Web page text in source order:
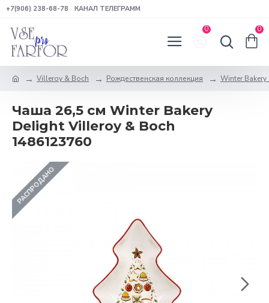
+7(906) 238-68-78 КАНАЛ ТЕЛЕГРАММ
0 0
Villeroy & Boch Рождественская коллекция Winter
Чаша 26,5 см Winter Bakery
Delight Villeroy & Boch
1486123760
РАСПРОДАНО